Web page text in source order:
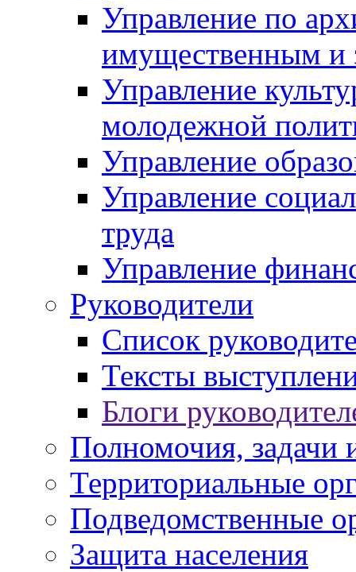
Управление по
имущественным и
Управление
молодежной
Управление
Управление
труда
Управление
Руководители
Список
Тексты
Блоги
Полномочия, задачи
Территориальные
Подведомственные
Защита населения